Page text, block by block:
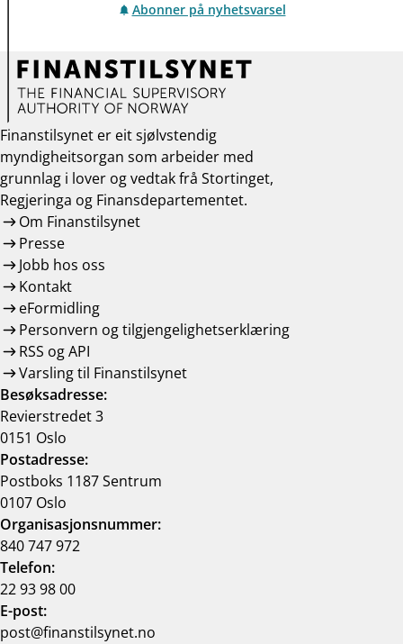
Abonner på nyhetsvarsel
Finanstilsynet er eit sjølvstendig
myndigheitsorgan som arbeider med
grunnlag i lover og vedtak frå Stortinget,
Regjeringa og Finansdepartementet.
Om Finanstilsynet
Presse
Jobb hos oss
Kontakt
eFormidling
Personvern og tilgjengelighetserklæring
RSS og API
Varsling til Finanstilsynet
Besøksadresse:
Revierstredet 3
0151 Oslo
Postadresse:
Postboks 1187 Sentrum
0107 Oslo
Organisasjonsnummer:
840 747 972
Telefon:
22 93 98 00
E-post:
post@finanstilsynet.no